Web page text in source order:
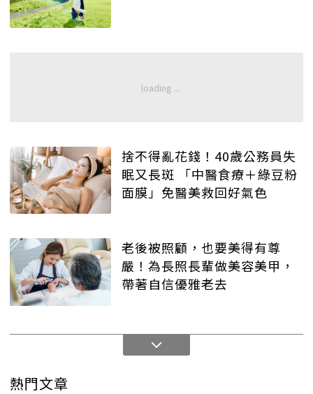
捨不得亂花錢！40歲公務員失
眠又長斑 「中醫食療＋綠豆粉
面膜」免醫美救回好氣色
老後被照顧，也要美得有尊
嚴！為長照長輩做美容美甲，
帶著自信優雅老去
熱門文章